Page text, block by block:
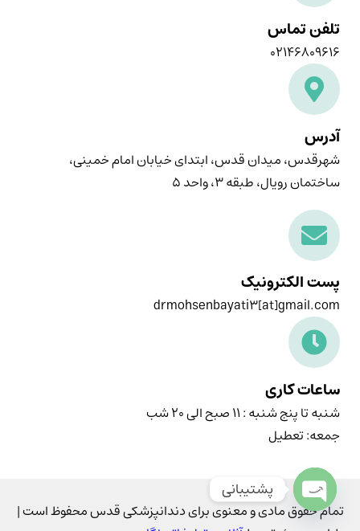
تلفن تماس
۰۲۱۴۶۸۰۹۶۱۶
آدرس
شهرقدس، میدان قدس، ابتدای خیابان امام خمینی،
ساختمان رویال، طبقه ۳، واحد ۵
پست الکترونیک
drmohsenbayati3[at]gmail.com
ساعات کاری
شنبه تا پنج شنبه : ۱۱ صبح الی ۲۰ شب
جمعه: تعطیل
تمام حقوق مادی و معنوی برای دندانپزشکی قدس محفوظ است |
پشتیبانی
Open